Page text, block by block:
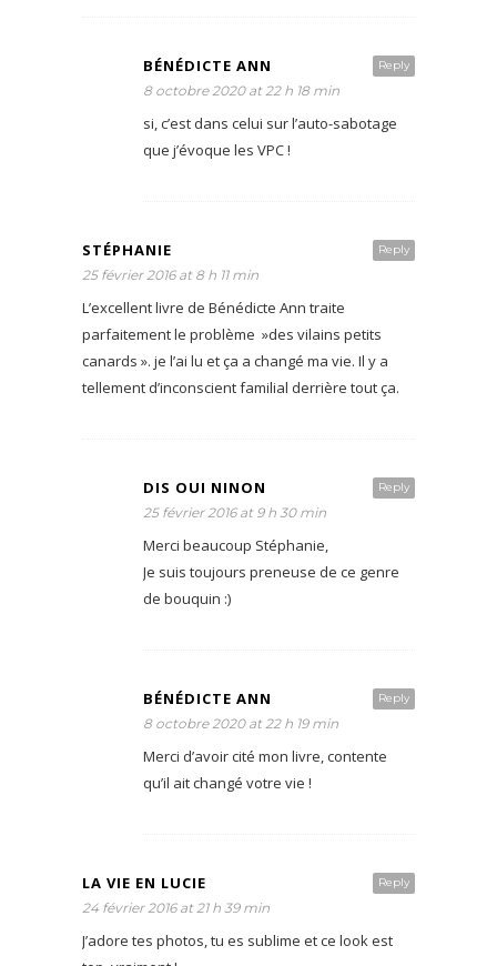
Reply
BÉNÉDICTE ANN
8 octobre 2020 at 22 h 18 min
si, c’est dans celui sur l’auto-sabotage
que j’évoque les VPC !
Reply
STÉPHANIE
25 février 2016 at 8 h 11 min
L’excellent livre de Bénédicte Ann traite
parfaitement le problème »des vilains petits
canards ». je l’ai lu et ça a changé ma vie. Il y a
tellement d’inconscient familial derrière tout ça.
Reply
DIS OUI NINON
25 février 2016 at 9 h 30 min
Merci beaucoup Stéphanie,
Je suis toujours preneuse de ce genre
de bouquin :)
Reply
BÉNÉDICTE ANN
8 octobre 2020 at 22 h 19 min
Merci d’avoir cité mon livre, contente
qu’il ait changé votre vie !
Reply
LA VIE EN LUCIE
24 février 2016 at 21 h 39 min
J’adore tes photos, tu es sublime et ce look est